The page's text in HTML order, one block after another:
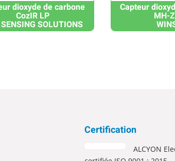
dioxyde de carbone
CozIR LP
SOLUTIONS
Capteur
MH-
Certification
ALCYON